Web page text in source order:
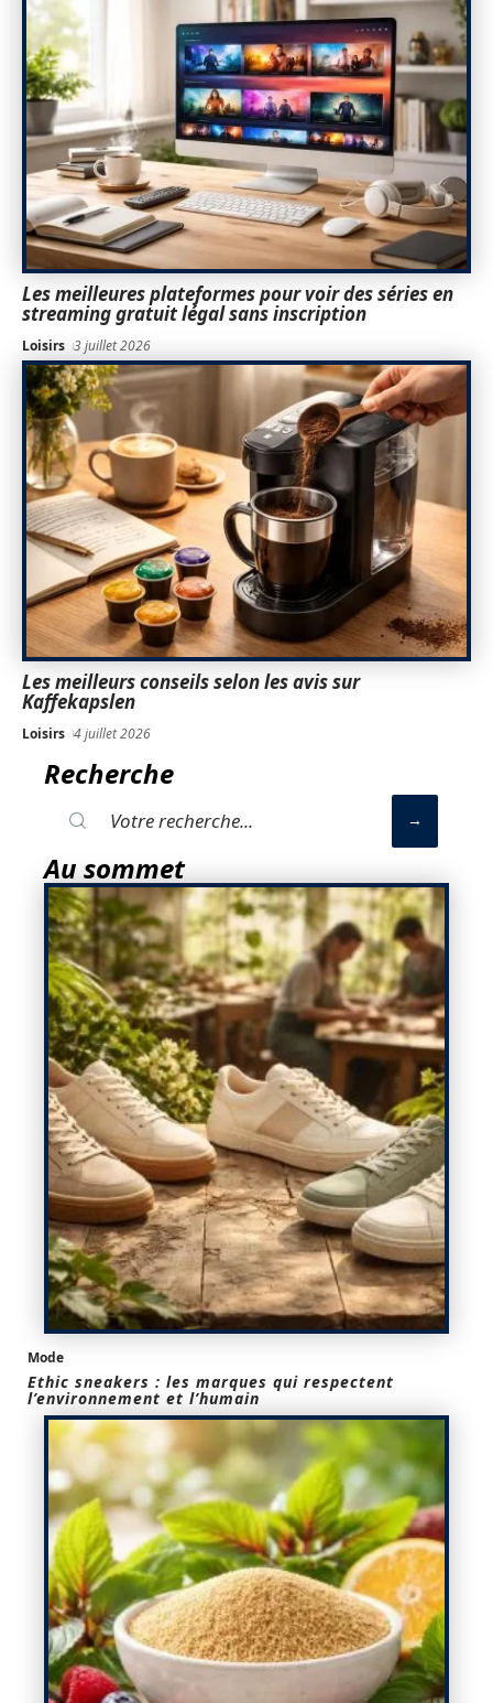
Les meilleures plateformes pour voir des séries en
streaming gratuit légal sans inscription
Loisirs 3 juillet 2026
Les meilleurs conseils selon les avis sur
Kaffekapslen
Loisirs 4 juillet 2026
Recherche
Au sommet
Mode
Ethic sneakers : les marques qui respectent
l’environnement et l’humain